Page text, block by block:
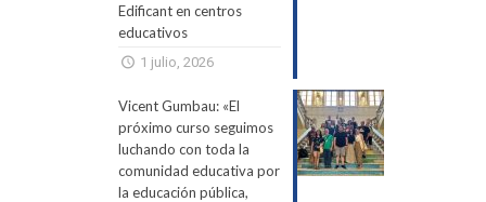
Edificant en centros
educativos
1 julio, 2026
Vicent Gumbau: «El
próximo curso seguimos
luchando con toda la
comunidad educativa por
la educación pública,